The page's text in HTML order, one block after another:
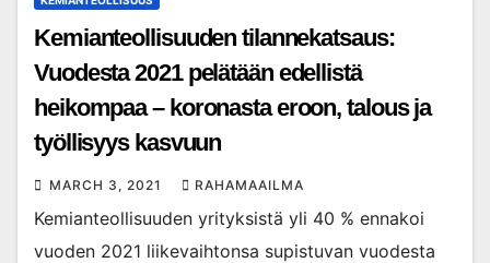
Kemianteollisuuden tilannekatsaus:
Vuodesta 2021 pelätään edellistä
heikompaa – koronasta eroon, talous ja
työllisyys kasvuun
MARCH 3, 2021 RAHAMAAILMA
Kemianteollisuuden yrityksistä yli 40 % ennakoi
vuoden 2021 liikevaihtonsa supistuvan vuodesta